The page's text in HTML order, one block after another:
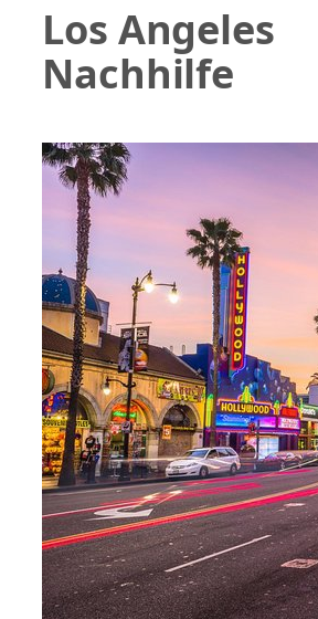
Los Angeles
Nachhilfe